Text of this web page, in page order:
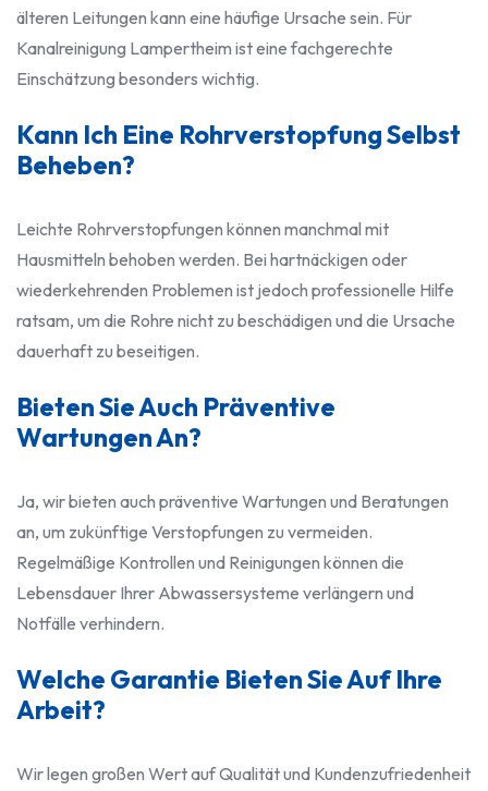
älteren Leitungen kann eine häufige Ursache sein. Für
Kanalreinigung Lampertheim ist eine fachgerechte
Einschätzung besonders wichtig.
Kann Ich Eine Rohrverstopfung Selbst
Beheben?
Leichte Rohrverstopfungen können manchmal mit
Hausmitteln behoben werden. Bei hartnäckigen oder
wiederkehrenden Problemen ist jedoch professionelle Hilfe
ratsam, um die Rohre nicht zu beschädigen und die Ursache
dauerhaft zu beseitigen.
Bieten Sie Auch Präventive
Wartungen An?
Ja, wir bieten auch präventive Wartungen und Beratungen
an, um zukünftige Verstopfungen zu vermeiden.
Regelmäßige Kontrollen und Reinigungen können die
Lebensdauer Ihrer Abwassersysteme verlängern und
Notfälle verhindern.
Welche Garantie Bieten Sie Auf Ihre
Arbeit?
Wir legen großen Wert auf Qualität und Kundenzufriedenheit